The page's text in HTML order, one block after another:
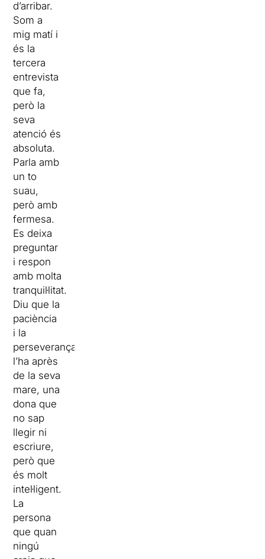
d’arribar.
Som a
mig matí i
és la
tercera
entrevista
que fa,
però la
seva
atenció és
absoluta.
Parla amb
un to
suau,
però amb
fermesa.
Es deixa
preguntar
i respon
amb molta
tranquil·litat.
Diu que la
paciència
i la
perseverança
l’ha après
de la seva
mare, una
dona que
no sap
llegir ni
escriure,
però que
és molt
intel·ligent.
La
persona
que quan
ningú